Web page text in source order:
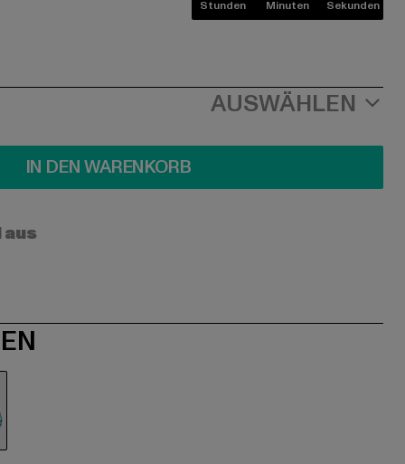
Stunden Minuten Sekunden
AUSWÄHLEN
IN DEN WARENKORB